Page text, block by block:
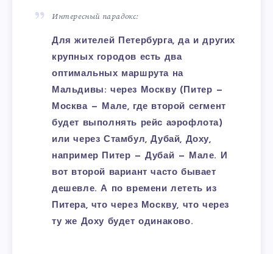
Интересный парадокс:
Для жителей Петербурга, да и других
крупных городов есть два
оптимальных маршрута на
Мальдивы: через Москву (Питер —
Москва — Мале, где второй сегмент
будет выполнять рейс аэрофлота)
или через Стамбул, Дубай, Доху,
например Питер — Дубай — Мале. И
вот второй вариант часто бывает
дешевле. А по времени лететь из
Питера, что через Москву, что через
ту же Доху будет одинаково.